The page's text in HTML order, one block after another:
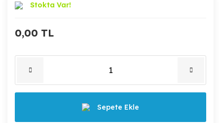
Stokta Var!
0,00 TL
Sepete Ekle